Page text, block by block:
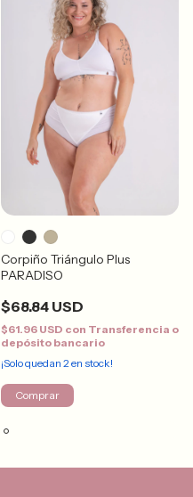
Corpiño Triángulo Plus
PARADISO
$68.84 USD
$61.96 USD con Transferencia o
depósito bancario
¡Solo quedan 2 en stock!
Comprar